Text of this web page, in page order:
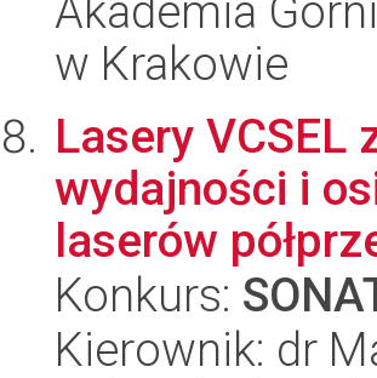
Akademia
w Krakowie
Lasery VCSEL
wydajności i
laserów
Konkurs:
Kierownik: dr